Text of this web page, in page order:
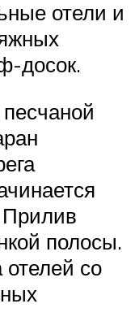
отели и
досок.
полосы.
со